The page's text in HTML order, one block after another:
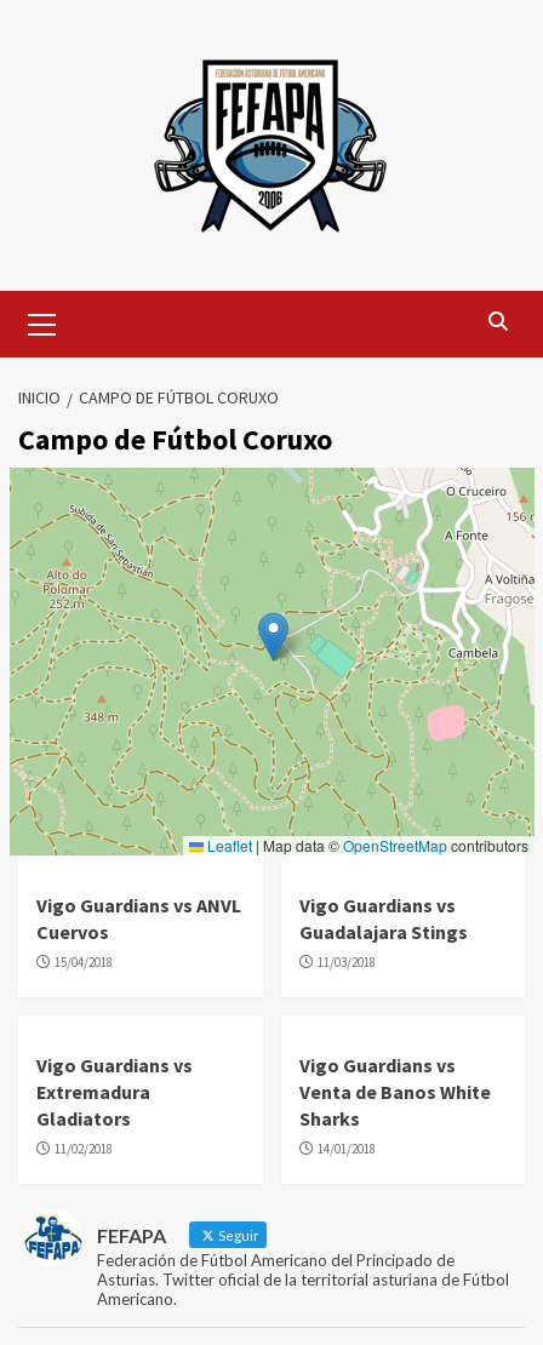
primario
INICIO CAMPO DE FÚTBOL CORUXO
Campo de Fútbol Coruxo
Leaflet |Map data ©OpenStreetMapcontributors
Vigo Guardians vs ANVL
Cuervos
15/04/2018
Vigo Guardians vs
Guadalajara Stings
11/03/2018
Vigo Guardians vs
Extremadura
Gladiators
11/02/2018
Vigo Guardians vs
Venta de Banos White
Sharks
14/01/2018
FEFAPA Seguir
Federación de Fútbol Americano del Principado de
Asturias. Twitter oficial de la territorial asturiana de Fútbol
Americano.